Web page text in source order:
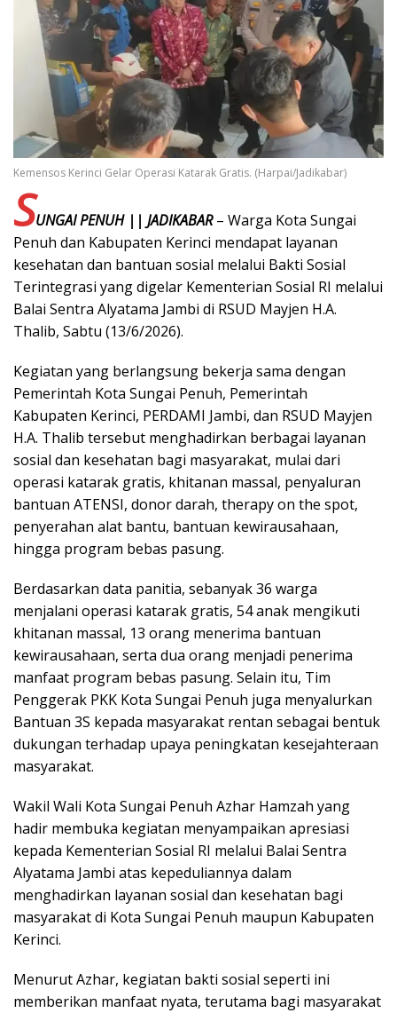
Kemensos Kerinci Gelar Operasi Katarak Gratis. (Harpai/Jadikabar)
SUNGAI PENUH || JADIKABAR– Warga Kota Sungai
Penuh dan Kabupaten Kerinci mendapat layanan
kesehatan dan bantuan sosial melalui Bakti Sosial
Terintegrasi yang digelar Kementerian Sosial RI melalui
Balai Sentra Alyatama Jambi di RSUD Mayjen H.A.
Thalib, Sabtu (13/6/2026).
Kegiatan yang berlangsung bekerja sama dengan
Pemerintah Kota Sungai Penuh, Pemerintah
Kabupaten Kerinci, PERDAMI Jambi, dan RSUD Mayjen
H.A. Thalib tersebut menghadirkan berbagai layanan
sosial dan kesehatan bagi masyarakat, mulai dari
operasi katarak gratis, khitanan massal, penyaluran
bantuan ATENSI, donor darah, therapy on the spot,
penyerahan alat bantu, bantuan kewirausahaan,
hingga program bebas pasung.
Berdasarkan data panitia, sebanyak 36 warga
menjalani operasi katarak gratis, 54 anak mengikuti
khitanan massal, 13 orang menerima bantuan
kewirausahaan, serta dua orang menjadi penerima
manfaat program bebas pasung. Selain itu, Tim
Penggerak PKK Kota Sungai Penuh juga menyalurkan
Bantuan 3S kepada masyarakat rentan sebagai bentuk
dukungan terhadap upaya peningkatan kesejahteraan
masyarakat.
Wakil Wali Kota Sungai Penuh Azhar Hamzah yang
hadir membuka kegiatan menyampaikan apresiasi
kepada Kementerian Sosial RI melalui Balai Sentra
Alyatama Jambi atas kepeduliannya dalam
menghadirkan layanan sosial dan kesehatan bagi
masyarakat di Kota Sungai Penuh maupun Kabupaten
Kerinci.
Menurut Azhar, kegiatan bakti sosial seperti ini
memberikan manfaat nyata, terutama bagi masyarakat